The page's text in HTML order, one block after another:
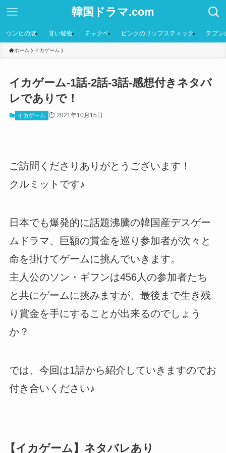
韓国ドラマ.com
ウンヒの涙 甘い秘密 チャクペ ピンクのリップスティック テプン
ホーム イカゲーム
イカゲーム-1話-2話-3話-感想付きネタバ
レでありで！
イカゲーム 2021年10月15日
ご訪問くださりありがとうございます！
クルミットです♪
日本でも爆発的に話題沸騰の韓国産デスゲー
ムドラマ、巨額の賞金を巡り参加者が次々と
命を掛けてゲームに挑んでいきます。
主人公のソン・ギフンは456人の参加者たち
と共にゲームに挑みますが、最後まで生き残
り賞金を手にすることが出来るのでしょう
か？
では、今回は1話から紹介していきますのでお
付き合いください♪
【イカゲーム】ネタバレあり